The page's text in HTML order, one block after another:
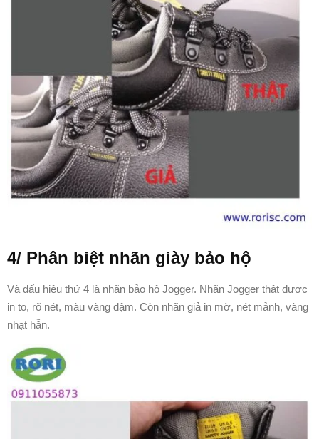
4/ Phân biệt nhãn giày bảo hộ
Và dấu hiệu thứ 4 là nhãn bảo hộ Jogger. Nhãn Jogger thật được
in to, rõ nét, màu vàng đậm. Còn nhãn giả in mờ, nét mảnh, vàng
nhạt hẵn.